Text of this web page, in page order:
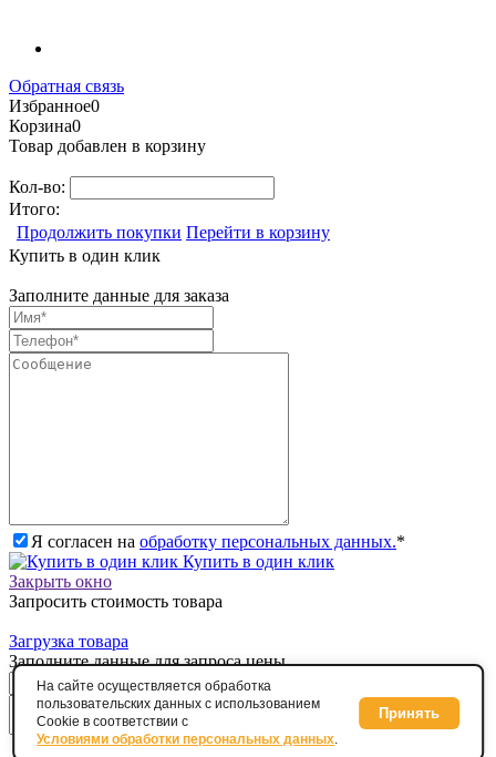
Обратная связь
Избранное0
Корзина0
Товар добавлен в корзину
Кол-во:
Итого:
Продолжить покупки Перейти в корзину
Купить в один клик
Заполните данные для заказа
Я согласен на обработку персональных данных.*
Купить в один клик
Закрыть окно
Запросить стоимость товара
Загрузка товара
Заполните данные для запроса цены
Я согласен наобработку персональных данных.
На сайте осуществляется обработка
пользовательских данных с использованием
Cookie в соответствии с
Условиями обработки персональных данных.
Принять